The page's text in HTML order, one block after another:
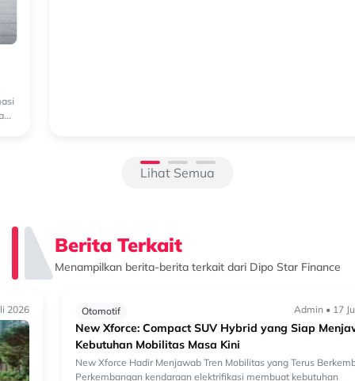
Lihat Semua
Berita Terkait
Menampilkan berita-berita terkait dari Dipo Star Finance
Admin • 17 Juli 2026